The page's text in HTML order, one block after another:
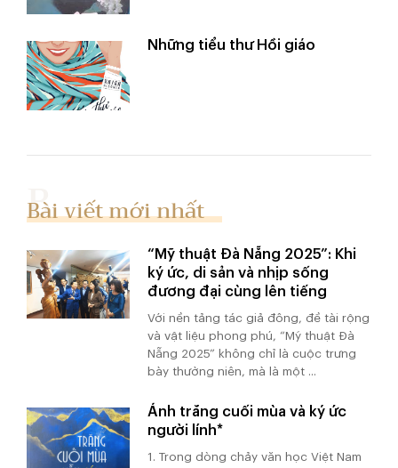
Những tiểu thư Hồi giáo
Bài viết mới nhất
“Mỹ thuật Đà Nẵng 2025”: Khi
ký ức, di sản và nhịp sống
đương đại cùng lên tiếng
Với nền tảng tác giả đông, đề tài rộng
và vật liệu phong phú, “Mỹ thuật Đà
Nẵng 2025” không chỉ là cuộc trưng
bày thường niên, mà là một ...
Ánh trăng cuối mùa và ký ức
người lính*
1. Trong dòng chảy văn học Việt Nam